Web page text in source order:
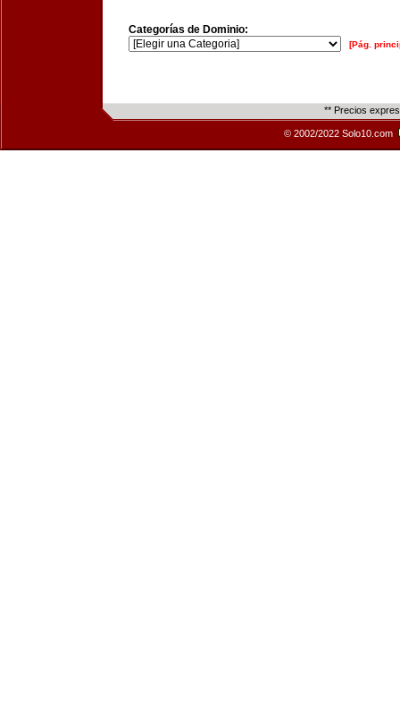
Categorías de Dominio:
[Pág.
** Precios
© 2002/2022 Solo10.com